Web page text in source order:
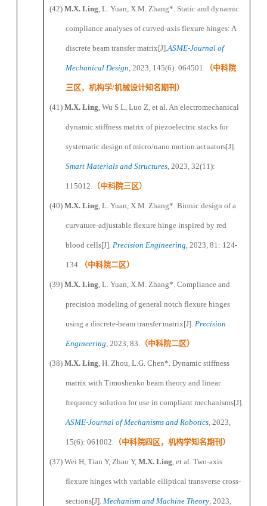
(42) M.X. Ling , L Yuan, X.M. Zhang* . Static and dynamic
complianceanalyses ofcurved-axisflexurehinges: A
discretebeamtransfermatrix[J].ASME-Journal of
Mechanical Design , 2023, 145(6): 064501. （中科院
三区，机构学/机械设计知名期刊）
(41) M.X. Ling , Wu SL , Luo Z, et al. An electromechanical
dynamic stiffness matrix of piezoelectric stacks for
systematic design of micro/nano motion actuators[J].
Smart Materials and Structures , 2023, 32(11):
115012. （中科院三区）
(40) M.X. Ling , L Yuan, X.M. Zhang* . Bionic design of a
curvature-adjustable flexure hinge inspired by red
blood cells[J]. Precision Engineering , 2023, 81: 124-
134. （中科院二区）
(39) M.X. Ling , L Yuan, X.M. Zhang* Compliance and
precision modeling of general notch flexure hinges
using a discrete-beam transfer matrix[J]. Precision
Engineering , 2023, 83 （中科院二区）
(38) M.X. Ling H. Zhou, L.G. Chen* . Dynamic stiffness
matrix with Timoshenko beam theory and linear
frequency solution for use in compliant mechanisms[J].
ASME-Journal of Mechanisms and Robotics , 2023,
15(6): 061002. （中科院四区，机构学知名期刊）
(37) Wei H, Tian Y, Zhao Y, M.X. Ling , et al . Two-axis
flexure hinges with variable elliptical transverse cross-
sections[J]. Mechanism and Machine Theory , 2023,